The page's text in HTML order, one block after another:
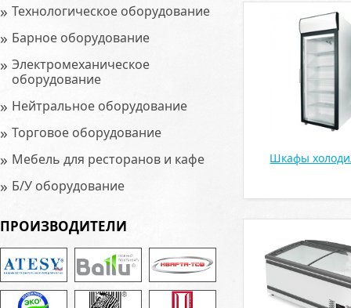
» Технологическое оборудование
» Барное оборудование
» Электромеханическое
оборудование
» Нейтральное оборудование
» Торговое оборудование
» Мебель для ресторанов и кафе
» Б/У оборудование
ПРОИЗВОДИТЕЛИ
Шкафы